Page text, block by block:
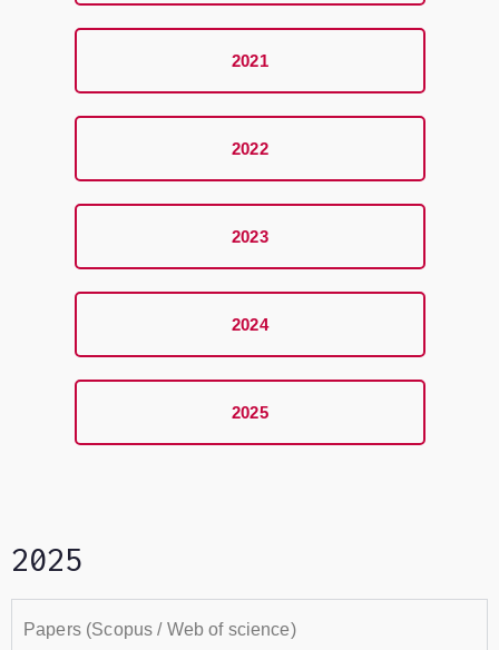
2021
2022
2023
2024
2025
2025
Papers (Scopus / Web of science)